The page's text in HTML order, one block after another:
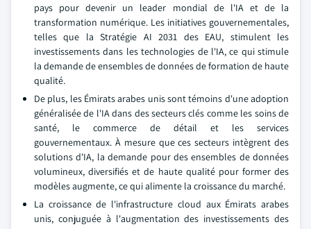
pays pour devenir un leader mondial de l'IA et de la
transformation numérique. Les initiatives gouvernementales,
telles que la Stratégie AI 2031 des EAU, stimulent les
investissements dans les technologies de l'IA, ce qui stimule
la demande de ensembles de données de formation de haute
qualité.
De plus, les Émirats arabes unis sont témoins d'une adoption
généralisée de l'IA dans des secteurs clés comme les soins de
santé, le commerce de détail et les services
gouvernementaux. À mesure que ces secteurs intègrent des
solutions d'IA, la demande pour des ensembles de données
volumineux, diversifiés et de haute qualité pour former des
modèles augmente, ce qui alimente la croissance du marché.
La croissance de l'infrastructure cloud aux Émirats arabes
unis, conjuguée à l'augmentation des investissements des